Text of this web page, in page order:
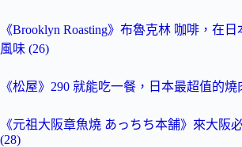
《Brooklyn Roasting》布魯克林 咖啡，在
風味 (26)
《松屋》290 就能吃一餐，日本最超值的燒
《元祖大阪章魚燒 あっちち本舗》來大阪
(28)